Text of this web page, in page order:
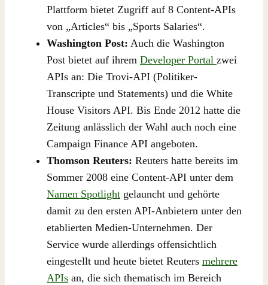
Plattform bietet Zugriff auf 8 Content-APIs
von „Articles“ bis „Sports Salaries“.
Washington Post: Auch die Washington
Post bietet auf ihrem Developer Portal zwei
APIs an: Die Trovi-API (Politiker-
Transcripte und Statements) und die White
House Visitors API. Bis Ende 2012 hatte die
Zeitung anlässlich der Wahl auch noch eine
Campaign Finance API angeboten.
Thomson Reuters: Reuters hatte bereits im
Sommer 2008 eine Content-API unter dem
Namen Spotlight gelauncht und gehörte
damit zu den ersten API-Anbietern unter den
etablierten Medien-Unternehmen. Der
Service wurde allerdings offensichtlich
eingestellt und heute bietet Reuters mehrere
APIs an, die sich thematisch im Bereich